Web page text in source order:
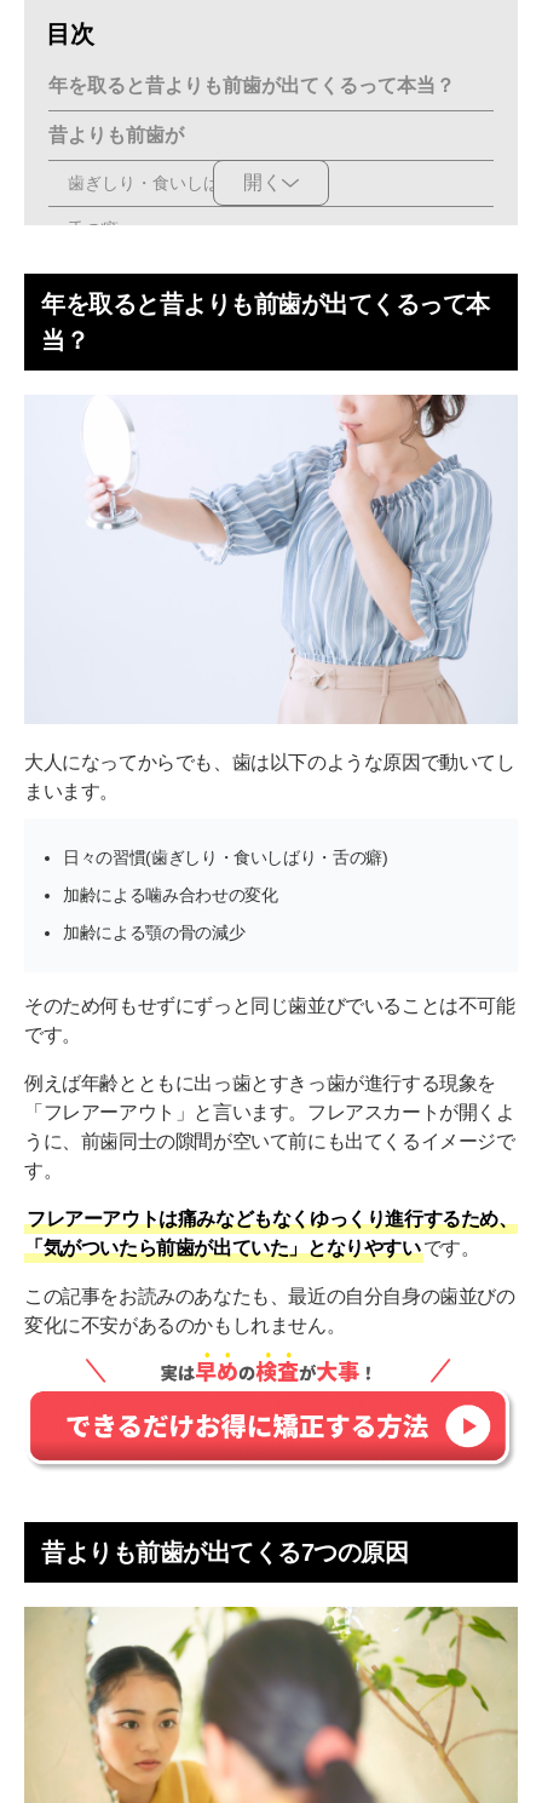
目次
年を取ると昔よりも前歯が出てくるって本当？
昔よりも前歯が
歯ぎしり・食いしばり
舌の癖
歯周病の進行
虫歯・治療中の歯の放置
親知らずの影響
指しゃぶり・爪噛みなどの癖
前歯が出てきたのを放置するリスク
虫歯・歯周病になりやすい
昔よりも前歯が出てきたときの治療法
歯周病治療を受ける
マウスピース(ナイトガード)を使用する
舌の位置に気をつける
トラブル発生時に適切な治療を受ける
親知らずを抜く
指しゃぶりや爪噛みなどの癖をなくす
比較的気軽に矯正治療を受ける方法
部分矯正
セラミック矯正
昔より前歯が出てきたと感じたら無料相談へ
開く
年を取ると昔よりも前歯が出てくるって本
当？
大人になってからでも、歯は以下のような原因で動いてし
まいます。
日々の習慣(歯ぎしり・食いしばり・舌の癖)
加齢による噛み合わせの変化
加齢による顎の骨の減少
そのため何もせずにずっと同じ歯並びでいることは不可能
です。
例えば年齢とともに出っ歯とすきっ歯が進行する現象を
「フレアーアウト」と言います。フレアスカートが開くよ
うに、前歯同士の隙間が空いて前にも出てくるイメージで
す。
フレアーアウトは痛みなどもなくゆっくり進行するため、
「気がついたら前歯が出ていた」となりやすいです。
この記事をお読みのあなたも、最近の自分自身の歯並びの
変化に不安があるのかもしれません。
昔よりも前歯が出てくる7つの原因